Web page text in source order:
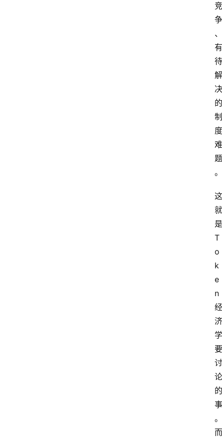
竞
争
、
有
待
解
决
的
制
度
难
题
。
这
就
是
T
o
k
e
n
经
济
学
要
讨
论
的
事
。
而